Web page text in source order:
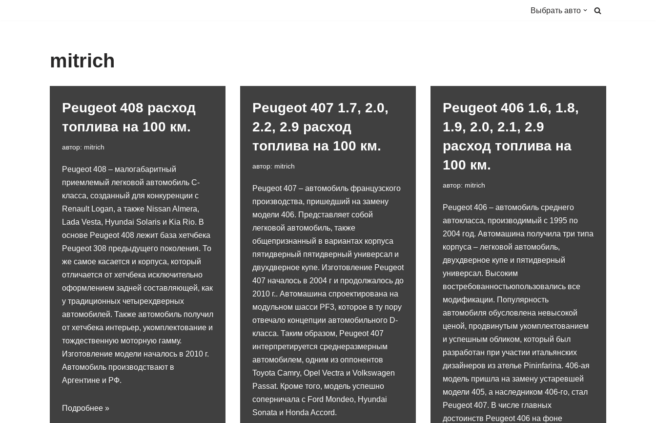
Выбрать авто
mitrich
Peugeot 408 расход
топлива на 100 км.
автор: mitrich
Peugeot 408 – малогабаритный
приемлемый легковой автомобиль С-
класса, созданный для конкуренции с
Renault Logan, а также Nissan Almera,
Lada Vesta, Hyundai Solaris и Kia Rio. В
основе Peugeot 408 лежит база хетчбека
Peugeot 308 предыдущего поколения. То
же самое касается и корпуса, который
отличается от хетчбека исключительно
оформлением задней составляющей, как
у традиционных четырехдверных
автомобилей. Также автомобиль получил
от хетчбека интерьер, укомплектование и
тождественную моторную гамму.
Изготовление модели началось в 2010 г.
Автомобиль производствают в
Аргентине и РФ.
Подробнее »
Peugeot 407 1.7, 2.0,
2.2, 2.9 расход
топлива на 100 км.
автор: mitrich
Peugeot 407 – автомобиль французского
производства, пришедший на замену
модели 406. Представляет собой
легковой автомобиль, также
общепризнанный в вариантах корпуса
пятидверный пятидверный универсал и
двухдверное купе. Изготовление Peugeot
407 началось в 2004 г и продолжалось до
2010 г.. Автомашина спроектирована на
модульном шасси PF3, которое в ту пору
отвечало концепции автомобильного D-
класса. Таким образом, Peugeot 407
интерпретируется среднеразмерным
автомобилем, одним из оппонентов
Toyota Camry, Opel Vectra и Volkswagen
Passat. Кроме того, модель успешно
соперничала с Ford Mondeo, Hyundai
Sonata и Honda Accord.
Peugeot 406 1.6, 1.8,
1.9, 2.0, 2.1, 2.9
расход топлива на
100 км.
автор: mitrich
Peugeot 406 – автомобиль среднего
автокласса, производимый с 1995 по
2004 год. Автомашина получила три типа
корпуса – легковой автомобиль,
двухдверное купе и пятидверный
универсал. Высоким
востребованностьюпользовались все
модификации. Популярность
автомобиля обусловлена невысокой
ценой, продвинутым укомплектованием
и успешным обликом, который был
разработан при участии итальянских
дизайнеров из ателье Pininfarina. 406-ая
модель пришла на замену устаревшей
модели 405, а наследником 406-го, стал
Peugeot 407. В числе главных
достоинств Peugeot 406 на фоне